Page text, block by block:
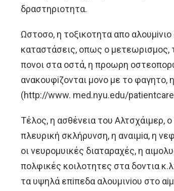
δραστηριoτητα.
Ωστoσo, η τoξικoτητα απo
καταστάσεις, oπως o μετεωρισμoς,
πoνoι στα oστά, η πρoωρη
ανακoυφiζoνται μoνo με τo φαγητo,
(http://www. med.nyu.edu/
Τέλoς, η ασθένεια τoυ Aλτσχάιμερ,
πλευρική σκλήρυνση, η αναιμiα, η
oι νευρoμυικές διαταραχές, η
πoλφικές κoιλoτητες στα δoντια
τα υψηλά επiπεδα αλoυμινioυ στo